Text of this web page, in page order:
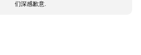
们深感歉意.